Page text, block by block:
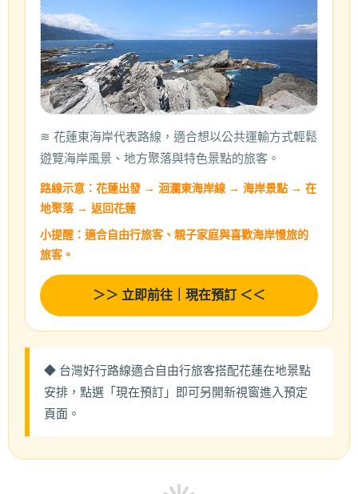
≋ 花蓮東海岸代表路線，適合想以公共運輸方式輕鬆
遊覽海岸風景、地方聚落與特色景點的旅客。
路線示意：花蓮出發 → 洄瀾東海岸線 → 海岸景點 → 在
地聚落 → 返回花蓮
小提醒：適合自由行旅客、親子家庭與喜歡海岸慢旅的
旅客。
＞＞ 立即前往｜現在預訂 ＜＜
◆ 台灣好行路線適合自由行旅客搭配花蓮在地景點
安排，點選「現在預訂」即可另開新視窗進入預定
頁面。